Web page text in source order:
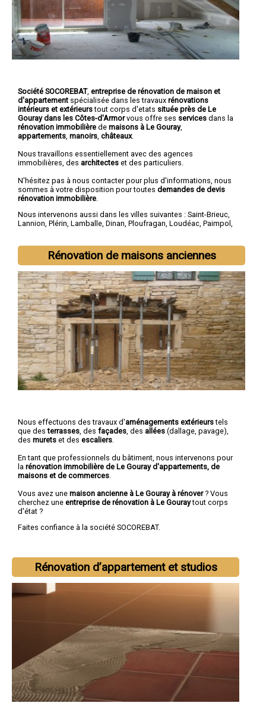
Société SOCOREBAT, entreprise de rénovation de maison et
d'appartement spécialisée dans les travaux rénovations
intérieurs et extérieurstout corps d'etats située près de Le
Gouray dans les Côtes-d'Armorvous offre ses services dans la
rénovation immobilière de maisons à Le Gouray,
appartements manoirs châteaux.
Nous travaillons essentiellement avec des agences
immobilières, des architectes et des particuliers.
N'hésitez pas à nous contacter pour plus d'informations, nous
sommes à votre disposition pour toutes demandes de devis
rénovation immobilière
Nous intervenons aussi dans les villes suivantes : Saint-Brieuc,
Lannion, Plérin, Lamballe, Dinan, Ploufragan, Loudéac, Paimpol ,
Rénovation de maisons anciennes
Nous effectuons des travaux d'aménagements extérieurstels
que desterrasses , des façades , des allées (dallage, pavage),
des murets et des escaliers
En tant que professionnels du bâtiment, nous intervenons pour
la rénovation immobilière de Le Gouray d'appartements, de
maisons et de commerces
Vous avez une maison ancienne à Le Gouray à rénover? Vous
cherchez une entreprise de rénovation à Le Gouraytout corps
d'état ?
Faites confiance à la société SOCOREBAT.
Rénovation d’appartement et studios